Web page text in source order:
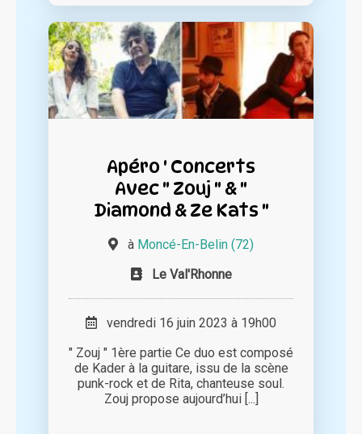
Apéro ' Concerts
Avec " Zouj " & "
Diamond & Ze Kats "
à Moncé-En-Belin (72)
Le Val'Rhonne
vendredi 16 juin 2023 à 19h00
" Zouj " 1ère partie Ce duo est composé
de Kader à la guitare, issu de la scène
punk-rock et de Rita, chanteuse soul.
Zouj propose aujourd’hui [...]